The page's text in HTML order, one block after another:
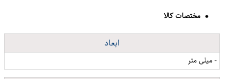
مختصات کالا
ابعاد
- میلی متر